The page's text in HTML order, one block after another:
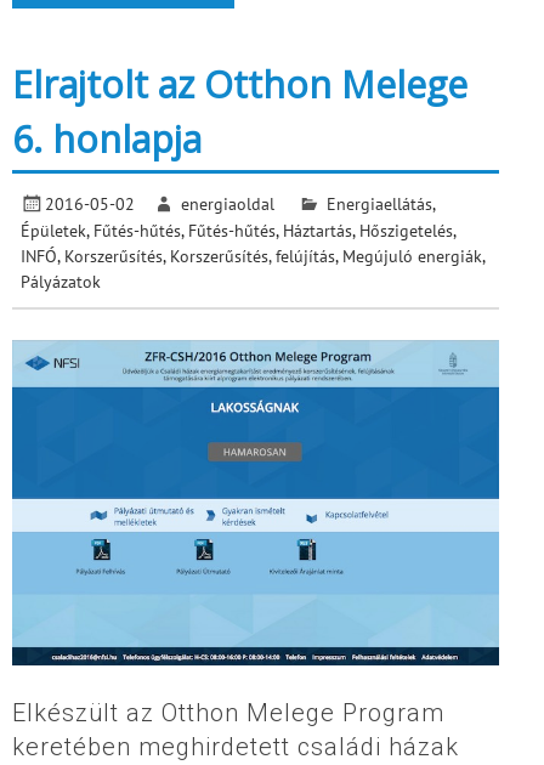
Elrajtolt az Otthon Melege
6. honlapja
2016-05-02 energiaoldal Energiaellátás,
Épületek, Fűtés-hűtés, Fűtés-hűtés, Háztartás, Hőszigetelés,
INFÓ, Korszerűsítés, Korszerűsítés, felújítás, Megújuló energiák,
Pályázatok
Elkészült az Otthon Melege Program
keretében meghirdetett családi házak